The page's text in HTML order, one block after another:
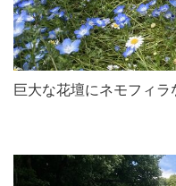
巨大な花壇にネモフィラ